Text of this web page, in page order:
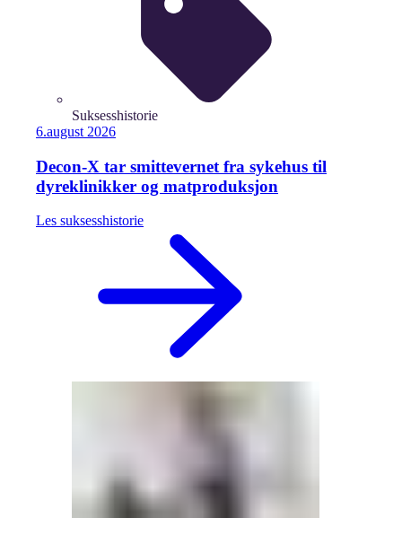
Suksesshistorie
6.august 2026
Decon-X tar smittevernet fra sykehus til
dyreklinikker og matproduksjon
Les suksesshistorie